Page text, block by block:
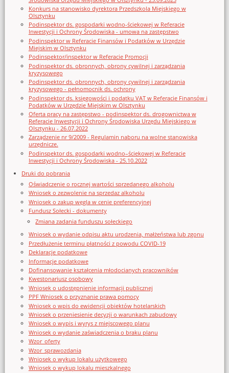
Konkurs na stanowisko dyrektora Przedszkola Miejskiego w
Olsztynku
Podinspektor ds. gospodarki wodno-ściekowej w Referacie
Inwestycji i Ochrony Środowiska - umowa na zastępstwo
Podinspektor w Referacie Finansów i Podatków w Urzędzie
Miejskim w Olsztynku
Podinspektor/inspektor w Referacie Promocji
Podinspektor ds. obronnych, obrony cywilnej i zarządzania
kryzysowego
Podinspektor ds. obronnych, obrony cywilnej i zarządzania
kryzysowego - pełnomocnik ds. ochrony
Podinspektor ds. księgowości i podatku VAT w Referacie Finansów i
Podatków w Urzędzie Miejskim w Olsztynku
Oferta pracy na zastępstwo - podinspektor ds. drogownictwa w
Referacie Inwestycji i Ochrony Środowiska Urzędu Miejskiego w
Olsztynku - 26.07.2022
Zarządzenie nr 9/2009 - Regulamin naboru na wolne stanowiska
urzędnicze.
Podinspektor ds. gospodarki wodno–ściekowej w Referacie
Inwestycji i Ochrony Środowiska - 25.10.2022
Druki do pobrania
Oświadczenie o rocznej wartości sprzedanego alkoholu
Wniosek o zezwolenie na sprzedaz alkoholu
Wniosek o zakup węgla w cenie preferencyjnej
Fundusz Sołecki - dokumenty
Zmiana zadania funduszu sołeckiego
Wniosek o wydanie odpisu aktu urodzenia, małżeństwa lub zgonu
Przedłużenie terminu płatności z powodu COVID-19
Deklaracje podatkowe
Informacje podatkowe
Dofinansowanie kształcenia młodocianych pracowników
Kwestonariusz osobowy
Wniosek o udostępnienie informacji publicznej
PPF Wniosek o przyznanie prawa pomocy
Wniosek o wpis do ewidencji obiektów hotelarskich
Wniosek o przeniesienie decyzji o warunkach zabudowy
Wniosek o wypis i wyrys z miejscowego planu
Wniosek o wydanie zaświadczenia o braku planu
Wzor_oferty
Wzor_sprawozdania
Wniosek o wykup lokalu użytkowego
Wniosek o wykup lokalu mieszkalnego